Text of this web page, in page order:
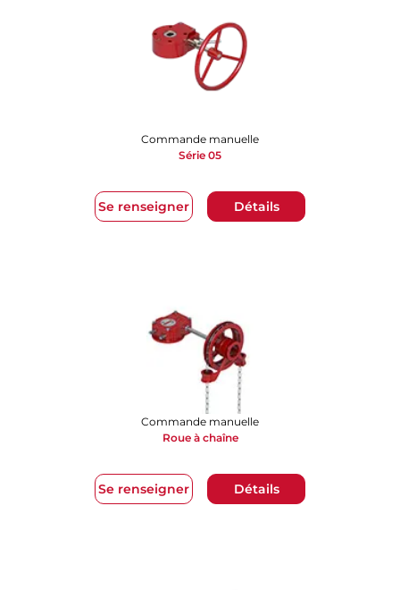
Se renseigner Détails
Commande manuelle
Série 05
Se renseigner Détails
Commande manuelle
Roue à chaîne​​​​​​​